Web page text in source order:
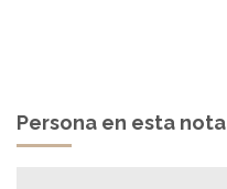
Persona en esta nota